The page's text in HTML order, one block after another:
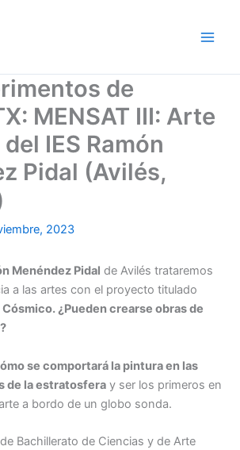
de
MENSAT III: Arte
IES Ramón
Pidal (Avilés,
2023
Menéndez Pidal de Avilés trataremos
a las artes con el proyecto titulado
Cósmico. ¿Pueden crearse obras de
se comportará la pintura en las
de la estratosfera y ser los primeros en
a bordo de un globo sonda.
Bachillerato de Ciencias y de Arte